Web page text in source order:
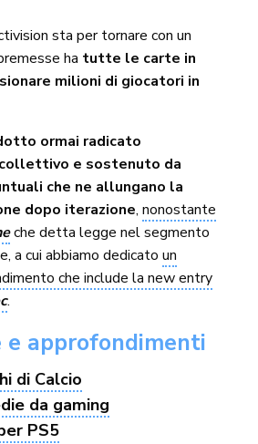
sta per tornare con un
ha tutte le carte in
milioni di giocatori in
ormai radicato
collettivo e sostenuto da
che ne allungano la
dopo iterazione,nonostante
che detta legge nel segmento
a cui abbiamo dedicatoun
che include la new entry
.
approfondimenti
di Calcio
da gaming
PS5